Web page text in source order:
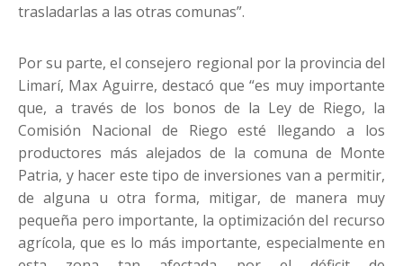
trasladarlas a las otras comunas”.
Por su parte, el consejero regional por la provincia del
Limarí, Max Aguirre, destacó que “es muy importante
que, a través de los bonos de la Ley de Riego, la
Comisión Nacional de Riego esté llegando a los
productores más alejados de la comuna de Monte
Patria, y hacer este tipo de inversiones van a permitir,
de alguna u otra forma, mitigar, de manera muy
pequeña pero importante, la optimización del recurso
agrícola, que es lo más importante, especialmente en